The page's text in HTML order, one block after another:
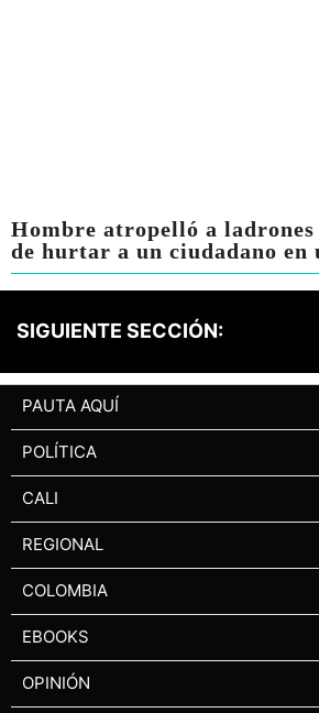
Hombre atropelló a ladrones
de hurtar a un ciudadano en
SIGUIENTE SECCIÓN:
PAUTA AQUÍ
POLÍTICA
CALI
REGIONAL
COLOMBIA
EBOOKS
OPINIÓN